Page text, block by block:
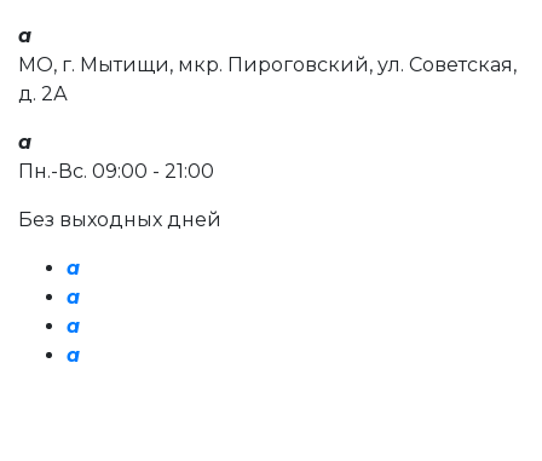
a
МО, г. Мытищи, мкр. Пироговский, ул. Советская,
д. 2А
a
Пн.-Вс. 09:00 - 21:00
Без выходных дней
a
a
a
a